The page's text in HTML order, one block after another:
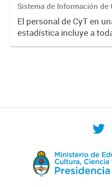
Sistema de Información de
Tecnología Argentino
El personal de CyT en
estadística incluye a
personas involucradas